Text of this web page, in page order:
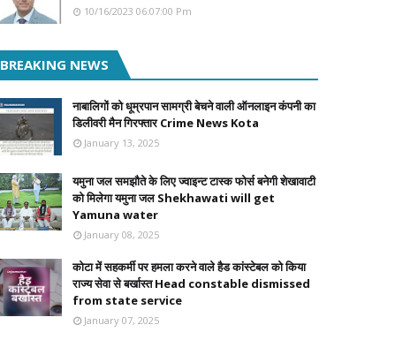
10/16/2023 06:07:00 Pm
BREAKING NEWS
नाबालिगों को धूम्रपान सामग्री बेचने वाली ऑनलाइन कंपनी का
डिलीवरी मैन गिरफ्तार Crime News Kota
January 13, 2025
यमुना जल समझौते के लिए ज्वाइन्ट टास्क फोर्स बनेगी शेखावाटी
को मिलेगा यमुना जल Shekhawati will get
Yamuna water
January 08, 2025
कोटा में सहकर्मी पर हमला करने वाले हैड कांस्टेबल को किया
राज्य सेवा से बर्खास्त Head constable dismissed
from state service
January 07, 2025